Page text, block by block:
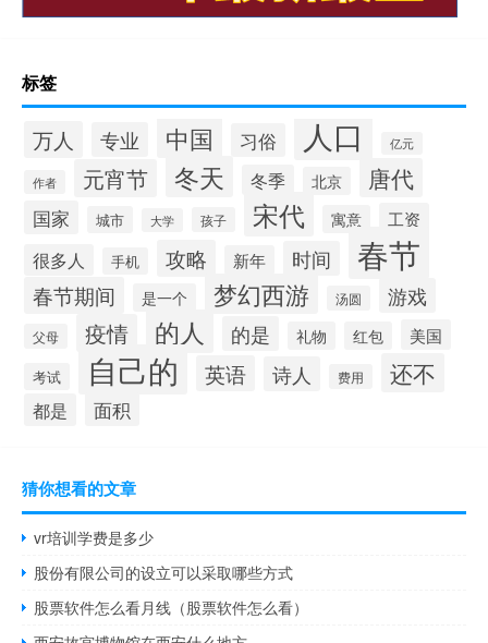
标签
万人 专业 中国 习俗 人口 亿元
作者 元宵节 冬天 冬季 北京 唐代
国家 城市 大学 孩子 宋代 寓意 工资
很多人 手机 攻略 新年 时间 春节
春节期间 是一个 梦幻西游 汤圆 游戏
父母 疫情 的人 的是 礼物 红包 美国
考试 自己的 英语 诗人 费用 还不
都是 面积
猜你想看的文章
vr培训学费是多少
股份有限公司的设立可以采取哪些方式
股票软件怎么看月线（股票软件怎么看）